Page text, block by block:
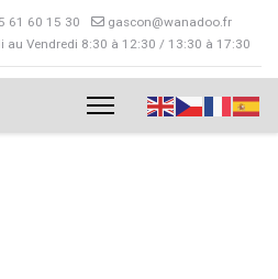
61 60 15 30
gascon@wanadoo.fr
au Vendredi 8:30 à 12:30 / 13:30 à 17:30